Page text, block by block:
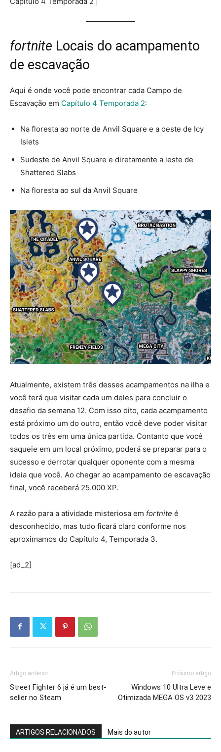
fortnite Locais do acampamento
de escavação
Aqui é onde você pode encontrar cada Campo de
Escavação em Capítulo 4 Temporada 2:
Na floresta ao norte de Anvil Square e a oeste de Icy
Islets
Sudeste de Anvil Square e diretamente a leste de
Shattered Slabs
Na floresta ao sul da Anvil Square
Atualmente, existem três desses acampamentos na ilha e
você terá que visitar cada um deles para concluir o
desafio da semana 12. Com isso dito, cada acampamento
está próximo um do outro, então você deve poder visitar
todos os três em uma única partida. Contanto que você
saqueie em um local próximo, poderá se preparar para o
sucesso e derrotar qualquer oponente com a mesma
ideia que você. Ao chegar ao acampamento de escavação
final, você receberá 25.000 XP.
A razão para a atividade misteriosa em fortnite é
desconhecido, mas tudo ficará claro conforme nos
aproximamos do Capítulo 4, Temporada 3.
[ad_2]
Artigo anterior
Street Fighter 6 já é um best-
seller no Steam
Próximo artigo
Windows 10 Ultra Leve e
Otimizada MEGA OS v3 2023
ARTIGOS RELACIONADOS Mais do autor